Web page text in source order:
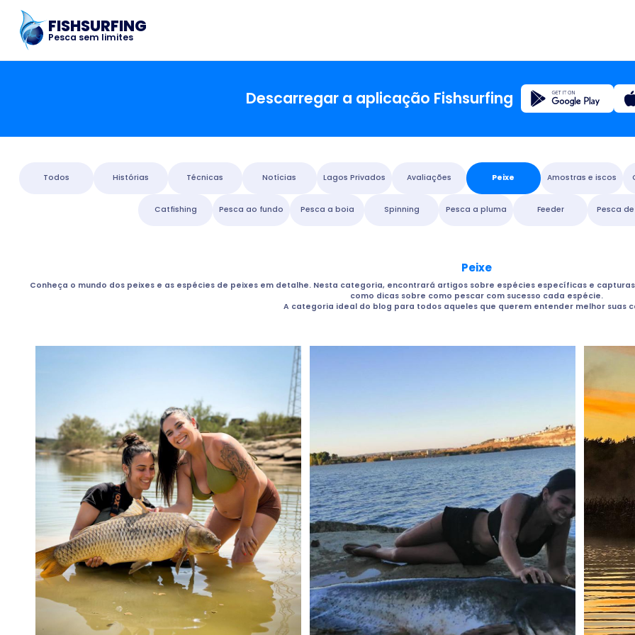
FISHSURFING
Pesca sem limites
Início
Blogue
Descarregar a aplicação Fishsurfing
Todos Histórias Técnicas Notícias Lagos Privados Avaliações Peixe Amostras e iscos
Catfishing Pesca ao fundo Pesca a boia Spinning Pesca a pluma Feeder Pesca
Peixe
Conheça o mundo dos peixes e as espécies de peixes em detalhe. Nesta categoria, encontrará artigos sobre espécies específicas e
como dicas sobre como pescar com sucesso cada espécie.
A categoria ideal do blog para todos aqueles que querem entender melhor suas